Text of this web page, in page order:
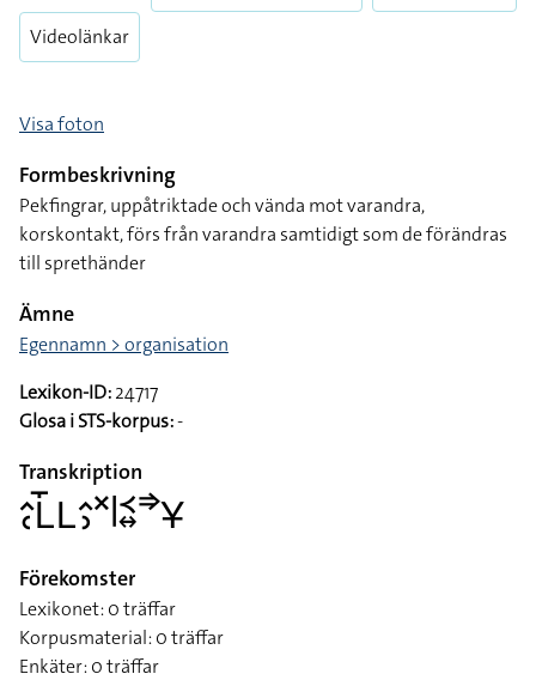
Videolänkar
Visa foton
Formbeskrivning
Pekfingrar, uppåtriktade och vända mot varandra,
korskontakt, förs från varandra samtidigt som de förändras
till sprethänder
Ämne
Egennamn > organisation
Lexikon-ID:24717
Glosa i STS-korpus:-
Transkription
􌤵􌥗􌥈􌤻􌥈􌤵􌤶􌦎􌥼􌥹􌦉􌦆􌥃
Förekomster
Lexikonet: 0 träffar
Korpusmaterial: 0 träffar
Enkäter: 0 träffar